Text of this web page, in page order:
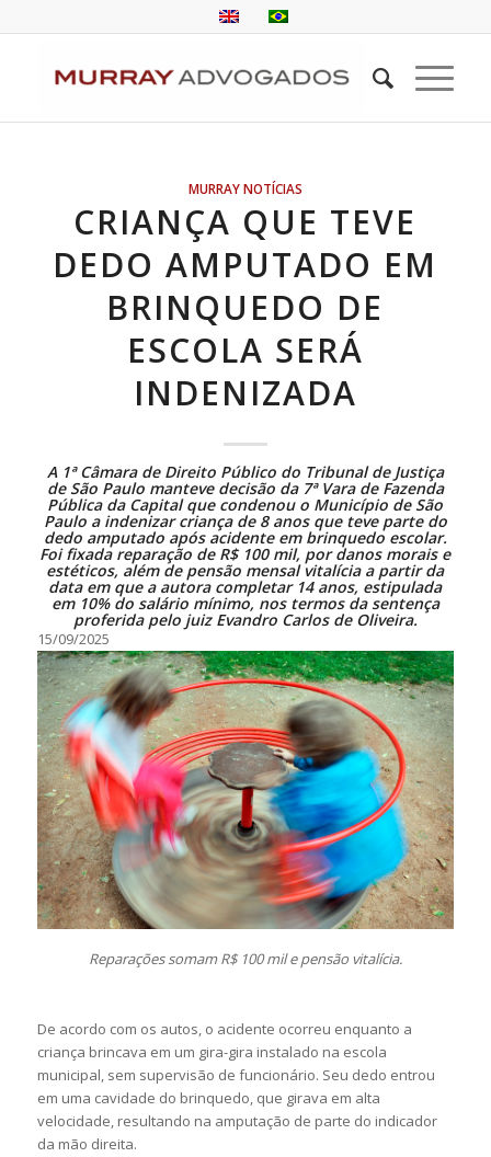
MURRAY NOTÍCIAS
CRIANÇA QUE TEVE
DEDO AMPUTADO EM
BRINQUEDO DE
ESCOLA SERÁ
INDENIZADA
A 1ª Câmara de Direito Público do Tribunal de Justiça
de São Paulo manteve decisão da 7ª Vara de Fazenda
Pública da Capital que condenou o Município de São
Paulo a indenizar criança de 8 anos que teve parte do
dedo amputado após acidente em brinquedo escolar.
Foi fixada reparação de R$ 100 mil, por danos morais e
estéticos, além de pensão mensal vitalícia a partir da
data em que a autora completar 14 anos, estipulada
em 10% do salário mínimo, nos termos da sentença
proferida pelo juiz Evandro Carlos de Oliveira.
15/09/2025
Reparações somam R$ 100 mil e pensão vitalícia.
De acordo com os autos, o acidente ocorreu enquanto a
criança brincava em um gira-gira instalado na escola
municipal, sem supervisão de funcionário. Seu dedo entrou
em uma cavidade do brinquedo, que girava em alta
velocidade, resultando na amputação de parte do indicador
da mão direita.